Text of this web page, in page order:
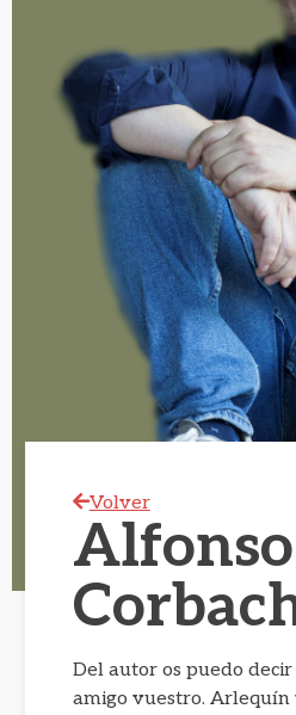
Volver
Alfonso
Del autor os puedo
amigo vuestro. Arlequín